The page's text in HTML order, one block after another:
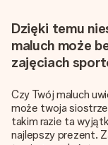
Dzięki temu
maluch może
zajęciach
Czy Twój maluch
może twoja
takim razie ta
najlepszy prezent.